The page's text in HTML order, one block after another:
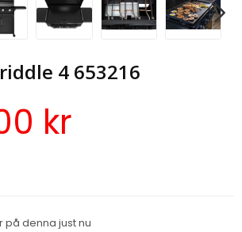
4 653216
kr
på denna just nu